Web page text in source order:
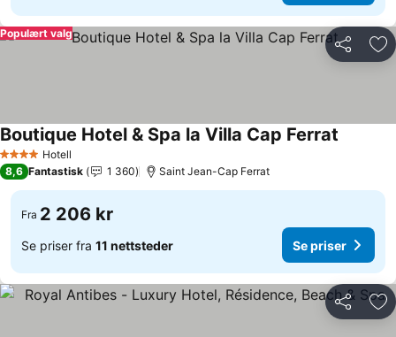
Del
Populært valg
4 StjernerHotell
Boutique Hotel & Spa la Villa Cap Ferrat
8,6 Fantastisk 1 360 Saint Jean-Cap Ferrat
Fra 2 206 kr
Se priser fra 11 nettsteder Se priser
Del